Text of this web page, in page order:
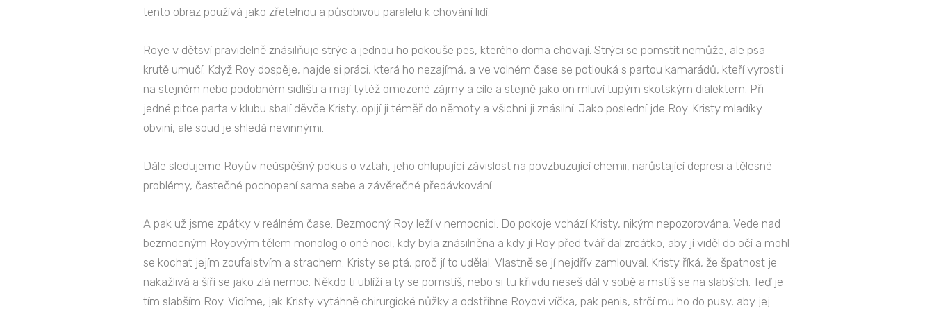
tento obraz používá jako zřetelnou a působivou paralelu k chování lidí.
Roye v dětsví pravidelně znásilňuje strýc a jednou ho pokouše pes, kterého doma chovají. Strýci se pomstít nemůže, ale psa
krutě umučí. Když Roy dospěje, najde si práci, která ho nezajímá, a ve volném čase se potlouká s partou kamarádů, kteří vyrostli
na stejném nebo podobném sidlišti a mají tytéž omezené zájmy a cíle a stejně jako on mluví tupým skotským dialektem. Při
jedné pitce parta v klubu sbalí děvče Kristy, opijí ji téměř do němoty a všichni ji znásilní. Jako poslední jde Roy. Kristy mladíky
obviní, ale soud je shledá nevinnými.
Dále sledujeme Royův neúspěšný pokus o vztah, jeho ohlupující závislost na povzbuzující chemii, narůstající depresi a tělesné
problémy, častečné pochopení sama sebe a závěrečné předávkování.
A pak už jsme zpátky v reálném čase. Bezmocný Roy leží v nemocnici. Do pokoje vchází Kristy, nikým nepozorována. Vede nad
bezmocným Royovým tělem monolog o oné noci, kdy byla znásilněna a kdy jí Roy před tvář dal zrcátko, aby jí viděl do očí a mohl
se kochat jejím zoufalstvím a strachem. Kristy se ptá, proč jí to udělal. Vlastně se jí nejdřív zamlouval. Kristy říká, že špatnost je
nakažlivá a šíří se jako zlá nemoc. Někdo ti ublíží a ty se pomstíš, nebo si tu křivdu neseš dál v sobě a mstíš se na slabších. Teď je
tím slabším Roy. Vidíme, jak Kristy vytáhně chirurgické nůžky a odstřihne Royovi víčka, pak penis, strčí mu ho do pusy, aby jej